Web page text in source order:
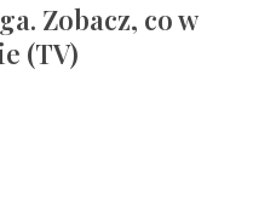
Zobacz, co w
(TV)